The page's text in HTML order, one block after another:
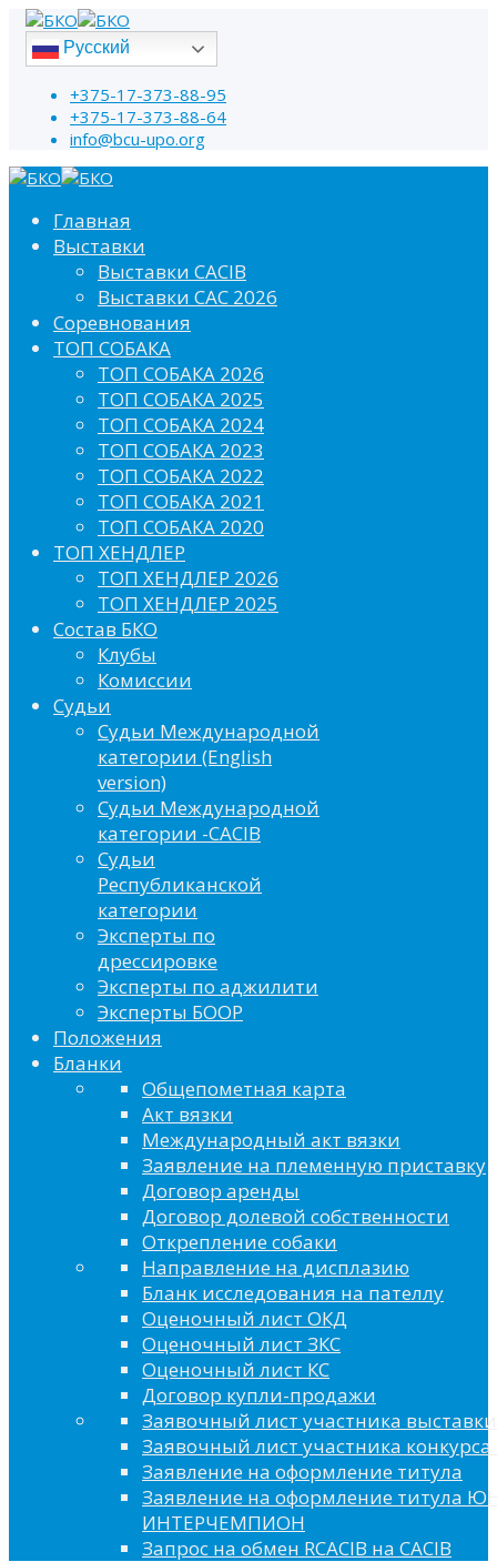
Русский
+375-17-373-88-95
+375-17-373-88-64
info@bcu-upo.org
Главная
Выставки
Выставки CACIB
Выставки САС 2026
Соревнования
ТОП СОБАКА
ТОП СОБАКА 2026
ТОП СОБАКА 2025
ТОП СОБАКА 2024
ТОП СОБАКА 2023
ТОП СОБАКА 2022
ТОП СОБАКА 2021
ТОП СОБАКА 2020
ТОП ХЕНДЛЕР
ТОП ХЕНДЛЕР 2026
ТОП ХЕНДЛЕР 2025
Состав БКО
Клубы
Комиссии
Судьи
Судьи Международной
категории (English
version)
Судьи Международной
категории -CACIB
Судьи
Республиканской
категории
Эксперты по
дрессировке
Эксперты по аджилити
Эксперты БООР
Положения
Бланки
Общепометная карта
Акт вязки
Международный акт вязки
Заявление на племенную приставку
Договор аренды
Договор долевой собственности
Открепление собаки
Направление на дисплазию
Бланк исследования на пателлу
Оценочный лист ОКД
Оценочный лист ЗКС
Оценочный лист КС
Договор купли-продажи
Заявочный лист участника выставки
Заявочный лист участника конкурса
Заявление на оформление титула
Заявление на оформление титула
ИНТЕРЧЕМПИОН
Запрос на обмен RCACIB на CACIB